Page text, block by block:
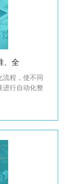
、全
程，使不同
进行自动化整